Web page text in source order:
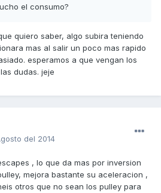
el consumo?
quiero saber, algo subira teniendo
mas al salir un poco mas rapido
esperamos a que vengan los
dudas. jeje
del 2014
, lo que da mas por inversion
mejora bastante su aceleracion ,
otros que no sean los pulley para